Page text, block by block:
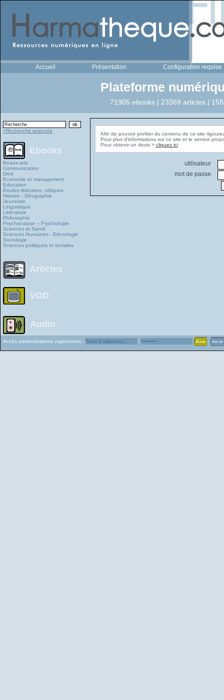
Accueil Présentation Configuration requise
Plateforme
71905 ebooks | 23369 articles |
>Recherche avancée
Ebooks
Beaux-arts
Communication
Droit
Economie et management
Education
Études littéraires, critiques
Histoire - Géographie
Jeunesse
Linguistique
Littérature
Philosophie
Psychanalyse – Psychologie
Sciences et Santé
Sciences Humaines - Ethnologie -
Sociologie
Sciences politiques et sociales
Articles
VOD
Audio
Afin de pouvoir profiter du contenu de ce site
Pour plus d'informations sur ce site et le service
Pour obtenir un devis > cliquez ici
utilisateur
mot de passe
Accès administrations organismes :